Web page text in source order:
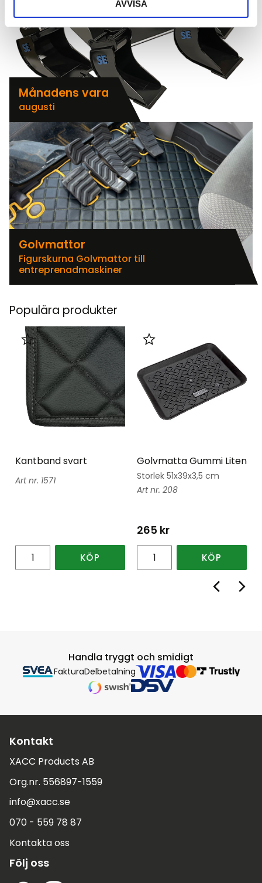
AVVISA
Månadens vara
augusti
Golvmattor
Figurskurna Golvmattor till
entreprenadmaskiner
Populära produkter
Kantband svart
1571
Lägg till i favoriter
KÖP
Golvmatta Gummi Liten
Storlek 51x39x3,5 cm
208
265 kr
Lägg till i favoriter
KÖP
Handla tryggt och smidigt
FakturaDelbetalning
Kontakt
XACC Products AB
Org.nr. 556897-1559
info@xacc.se
070 - 559 78 87
Kontakta oss
Följ oss